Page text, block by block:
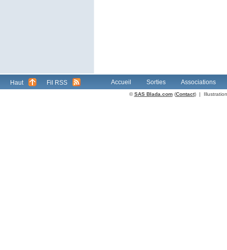
Haut Fil RSS Accueil Sorties Associations
©SAS Blada.com(Contact) |